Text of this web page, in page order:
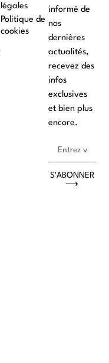
légales
Politique de
cookies
informé de
nos
dernières
actualités,
recevez des
infos
exclusives
et bien plus
encore.
S'ABONNER
⟶